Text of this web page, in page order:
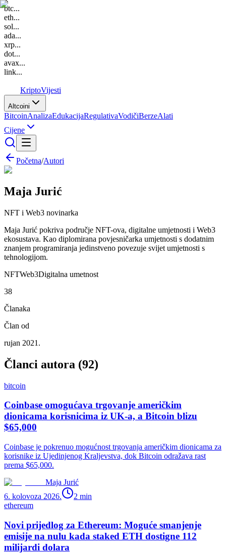
btc...
eth...
sol...
ada...
xrp...
dot...
avax...
link...
KriptoVijesti
Altcoini
BitcoinAnalizaEdukacijaRegulativaVodičiBerzeAlati
Cijene
Početna/Autori
Maja Jurić
NFT i Web3 novinarka
Maja Jurić pokriva područje NFT-ova, digitalne umjetnosti i Web3
ekosustava. Kao diplomirana povjesničarka umjetnosti s dodatnim
znanjem programiranja jedinstveno povezuje svijet umjetnosti s
tehnologijom.
NFTWeb3Digitalna umetnost
38
Članaka
Član od
rujan 2021.
Članci autora (92)
bitcoin
Coinbase omogućava trgovanje američkim
dionicama korisnicima iz UK-a, a Bitcoin blizu
$65,000
Coinbase je pokrenuo mogućnost trgovanja američkim dionicama za
korisnike iz Ujedinjenog Kraljevstva, dok Bitcoin odražava rast
prema $65,000.
Maja Jurić
6. kolovoza 2026.
2 min
ethereum
Novi prijedlog za Ethereum: Moguće smanjenje
emisije na nulu kada staked ETH dostigne 112
milijardi dolara